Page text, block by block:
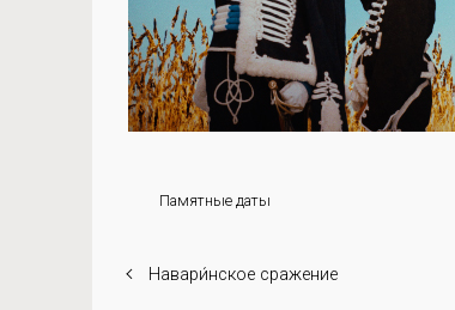
Памятные даты
Навари́нское сражение